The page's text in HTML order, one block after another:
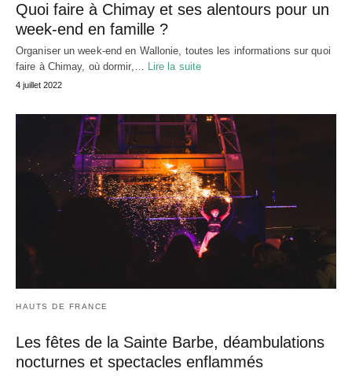
Quoi faire à Chimay et ses alentours pour un
week-end en famille ?
Organiser un week-end en Wallonie, toutes les informations sur quoi
faire à Chimay, où dormir,… Lire la suite
4 juillet 2022
HAUTS DE FRANCE
Les fêtes de la Sainte Barbe, déambulations
nocturnes et spectacles enflammés